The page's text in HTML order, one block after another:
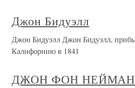
Джон Бидуэлл
Джон Бидуэлл Джон Бидуэлл,
Калифорнию в 1841
ДЖОН ФОН НЕЙМАН